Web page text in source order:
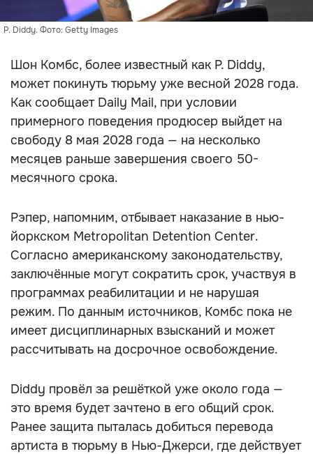
P. Diddy. Фото: Getty Images
Шон Комбс, более известный как P. Diddy,
может покинуть тюрьму уже весной 2028 года.
Как сообщает Daily Mail, при условии
примерного поведения продюсер выйдет на
свободу 8 мая 2028 года — на несколько
месяцев раньше завершения своего 50-
месячного срока.
Рэпер, напомним, отбывает наказание в нью-
йоркском Metropolitan Detention Center.
Согласно американскому законодательству,
заключённые могут сократить срок, участвуя в
программах реабилитации и не нарушая
режим. По данным источников, Комбс пока не
имеет дисциплинарных взысканий и может
рассчитывать на досрочное освобождение.
Diddy провёл за решёткой уже около года —
это время будет зачтено в его общий срок.
Ранее защита пыталась добиться перевода
артиста в тюрьму в Нью-Джерси, где действует